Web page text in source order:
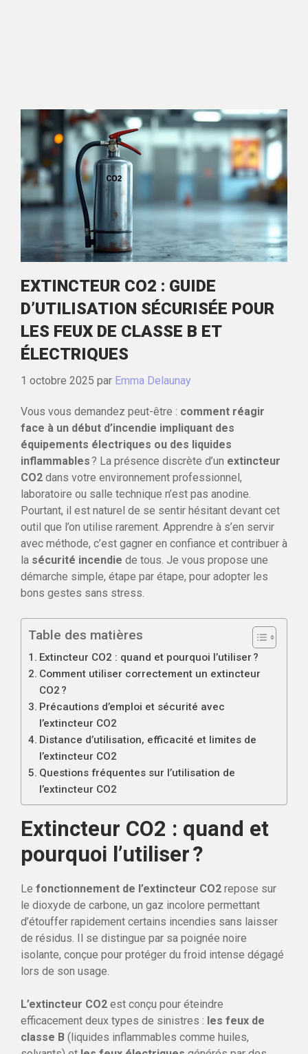
EXTINCTEUR CO2 : GUIDE
D’UTILISATION SÉCURISÉE POUR
LES FEUX DE CLASSE B ET
ÉLECTRIQUES
1 octobre 2025 par Emma Delaunay
Vous vous demandez peut-être : comment réagir
face à un début d’incendie impliquant des
équipements électriques ou des liquides
inflammables? La présence discrète d’un extincteur
CO2 dans votre environnement professionnel,
laboratoire ou salle technique n’est pas anodine.
Pourtant, il est naturel de se sentir hésitant devant cet
outil que l’on utilise rarement. Apprendre à s’en servir
avec méthode, c’est gagner en confiance et contribuer à
la sécurité incendie de tous. Je vous propose une
démarche simple, étape par étape, pour adopter les
bons gestes sans stress.
Table des matières
Extincteur CO2 : quand et pourquoi l’utiliser ?
Comment utiliser correctement un extincteur
CO2 ?
Précautions d’emploi et sécurité avec
l’extincteur CO2
Distance d’utilisation, efficacité et limites de
l’extincteur CO2
Questions fréquentes sur l’utilisation de
l’extincteur CO2
Extincteur CO2 : quand et
pourquoi l’utiliser ?
Le fonctionnement de l’extincteur CO2 repose sur
le dioxyde de carbone, un gaz incolore permettant
d’étouffer rapidement certains incendies sans laisser
de résidus. Il se distingue par sa poignée noire
isolante, conçue pour protéger du froid intense dégagé
lors de son usage.
L’extincteur CO2 est conçu pour éteindre
efficacement deux types de sinistres : les feux de
classe B (liquides inflammables comme huiles,